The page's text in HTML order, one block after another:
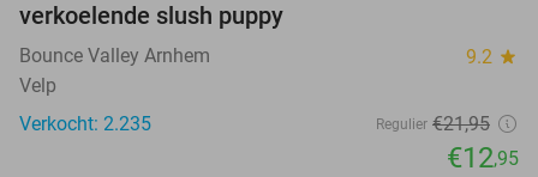
verkoelende slush puppy
Bounce Valley Arnhem 9.2 star
Velp
Verkocht: 2.235
Regulier €21,95
€12,95